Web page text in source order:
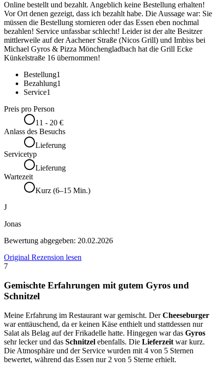
Online bestellt und bezahlt. Angeblich keine Bestellung erhalten!
Vor Ort denen gezeigt, dass ich bezahlt habe. Die Aussage war: Sie
müssen die Bestellung stornieren oder das Essen eben nochmal
bezahlen! Service unfassbar schlecht! Leider ist der alte Besitzer
mittlerweile auf der Aachener Straße (Nicos Grill) und Imbiss bei
Michael Gyros & Pizza Mönchengladbach hat die Grill Ecke
Künkelstraße 16 übernommen!
Bestellung1
Bezahlung1
Service1
Preis pro Person
11 - 20 €
Anlass des Besuchs
Lieferung
Servicetyp
Lieferung
Wartezeit
Kurz (6–15 Min.)
J
Jonas
Bewertung abgegeben: 20.02.2026
Original Rezension lesen
7
Gemischte Erfahrungen mit gutem Gyros und
Schnitzel
Meine Erfahrung im Restaurant war gemischt. DerCheeseburger
war enttäuschend, da er keinen Käse enthielt und stattdessen nur
Salat als Belag auf der Frikadelle hatte. Hingegen war das Gyros
sehr lecker und das Schnitzel ebenfalls. Die Lieferzeit war kurz.
Die Atmosphäre und der Service wurden mit 4 von 5 Sternen
bewertet, während das Essen nur 2 von 5 Sterne erhielt.